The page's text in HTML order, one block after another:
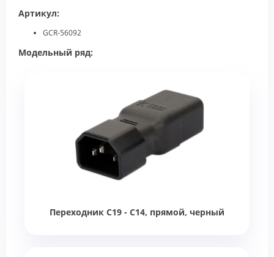
Артикул:
GCR-56092
Модельный ряд:
Переходник C19 - C14, прямой, черный